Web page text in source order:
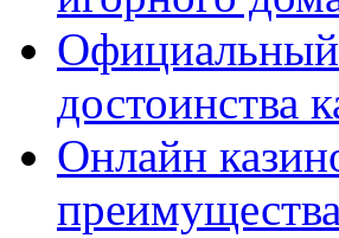
Официальный
достоинства
Онлайн
преимущества